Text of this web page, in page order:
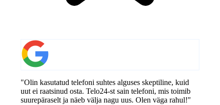
"Olin kasutatud telefoni suhtes alguses skeptiline, kuid
uut ei raatsinud osta. Telo24-st sain telefoni, mis toimib
suurepäraselt ja näeb välja nagu uus. Olen väga rahul!"